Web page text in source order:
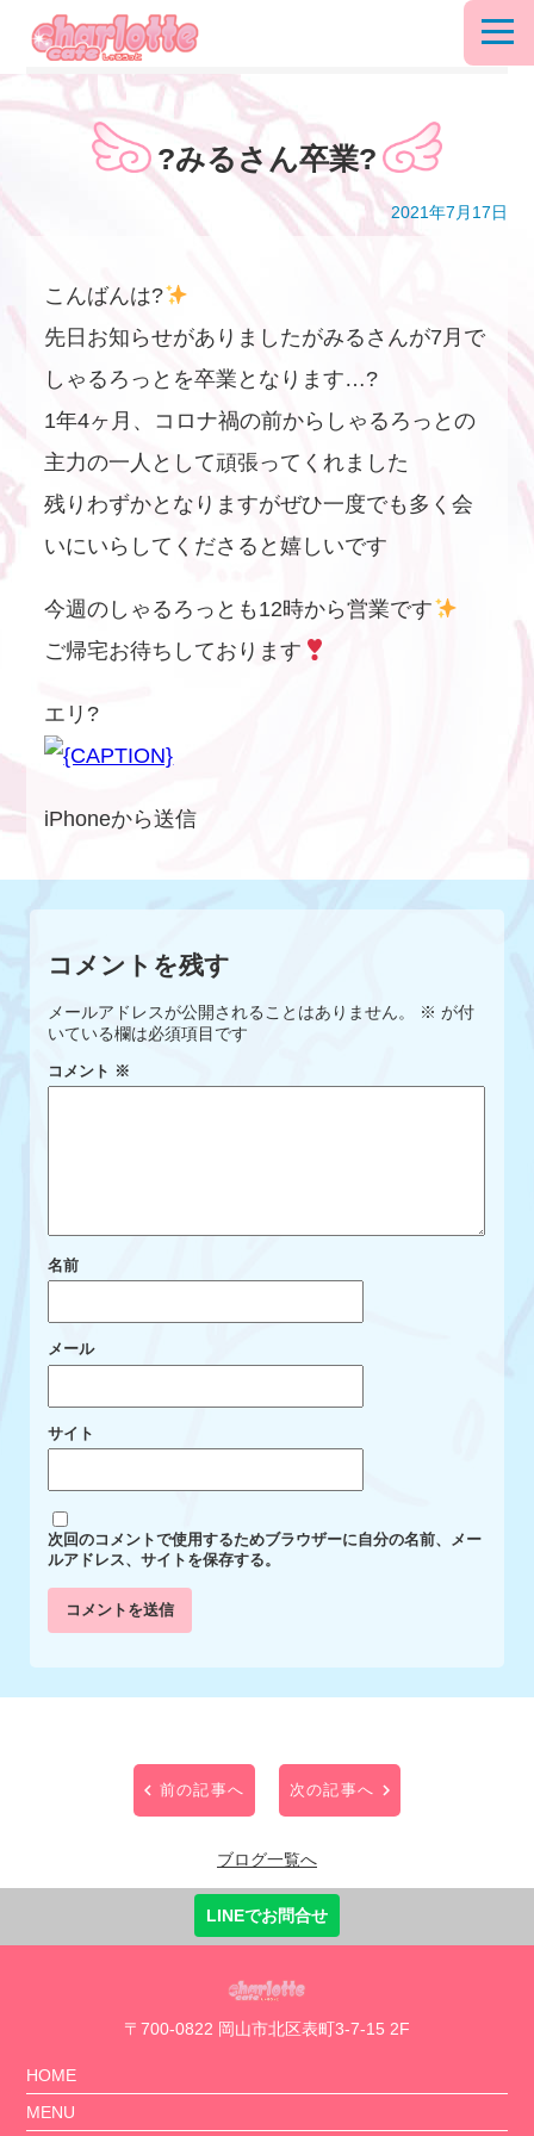
?みるさん卒業?
2021年7月17日
こんばんは?
先日お知らせがありましたがみるさんが7月で
しゃるろっとを卒業となります…?
1年4ヶ月、コロナ禍の前からしゃるろっとの
主力の一人として頑張ってくれました
残りわずかとなりますがぜひ一度でも多く会
いにいらしてくださると嬉しいです
今週のしゃるろっとも12時から営業です
ご帰宅お待ちしております
エリ?
iPhoneから送信
コメントを残す
メールアドレスが公開されることはありません。 ※ が付
いている欄は必須項目です
コメント ※
名前
メール
サイト
次回のコメントで使用するためブラウザーに自分の名前、メー
ルアドレス、サイトを保存する。
前の記事へ 次の記事へ
ブログ一覧へ
LINEでお問合せ
〒700-0822 岡山市北区表町3-7-15 2F
HOME
MENU